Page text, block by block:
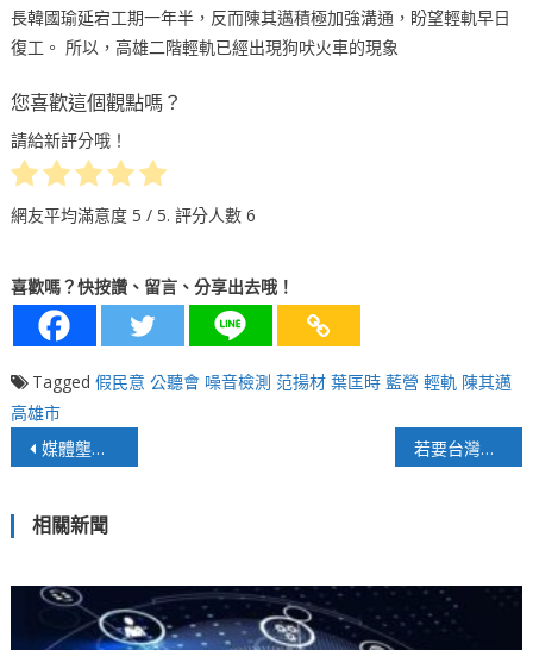
長韓國瑜延宕工期一年半，反而陳其邁積極加強溝通，盼望輕軌早日
復工。 所以，高雄二階輕軌已經出現狗吠火車的現象
您喜歡這個觀點嗎？
請給新評分哦！
網友平均滿意度 5 / 5. 評分人數 6
喜歡嗎？快按讚、留言、分享出去哦！
Tagged 假民意 公聽會 噪音檢測 范揚材 葉匡時 藍營 輕軌 陳其邁
高雄市
文
導
覽
媒體壟斷，哪裡壟斷？ 若要台灣好，政府能當責
相關新聞